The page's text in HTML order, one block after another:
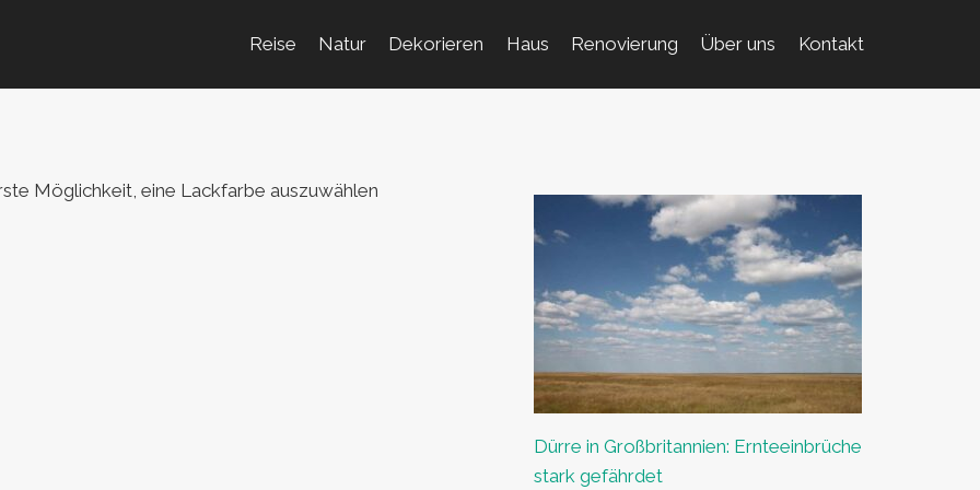
Reise Natur Dekorieren Haus Renovierung Über uns Kontakt
Dürre in Großbritannien: Ernteeinbrüche
stark gefährdet